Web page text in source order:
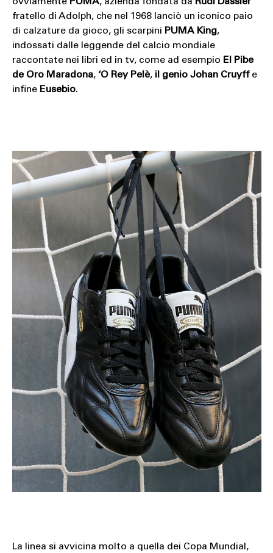
ovviamente PUMA, azienda fondata da Rudi Dassler
fratello di Adolph, che nel 1968 lanciò un iconico paio
di calzature da gioco, gli scarpini PUMA King,
indossati dalle leggende del calcio mondiale
raccontate nei libri ed in tv, come ad esempio El Pibe
de Oro Maradona, ‘O Rey Pelè, il genio Johan Cruyffe
infine Eusebio.
La linea si avvicina molto a quella dei Copa Mundial,